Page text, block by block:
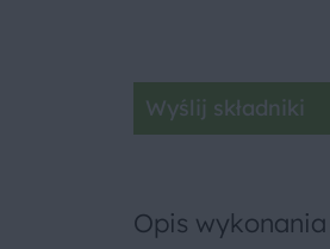
Wyślij składniki
Opis wykonania